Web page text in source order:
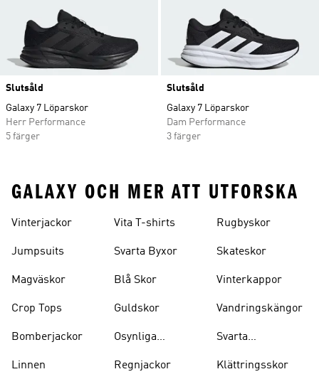
Slutsåld
Galaxy 7 Löparskor
Herr Performance
5 färger
Slutsåld
Galaxy 7 Löparskor
Dam Performance
3 färger
GALAXY OCH MER ATT UTFORSKA
Vinterjackor
Jumpsuits
Magväskor
Crop Tops
Bomberjackor
Linnen
Vita T-shirts
Svarta Byxor
Blå Skor
Guldskor
Osynliga
Regnjackor
Rugbyskor
Skateskor
Vinterkappor
Vandringskängor
Svarta
Klättringsskor